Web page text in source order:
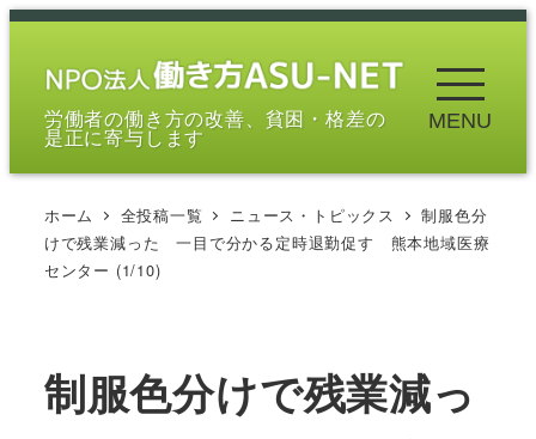
メ
労働者の働き方の改善、貧困・格差の
是正に寄与します
MENU
ホーム 全投稿一覧 ニュース・トピックス
制服色分
けで残業減った 一目で分かる定時退勤促す 熊本地域医療
センター (1/10)
制服色分けで残業減っ